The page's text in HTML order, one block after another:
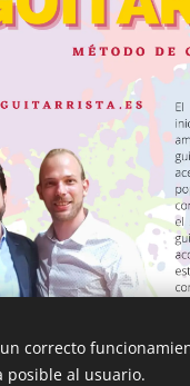
correcto
posible al usuario.